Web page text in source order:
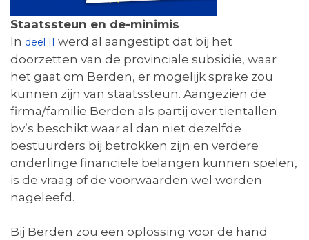
Staatssteun en de-minimis
In deel II werd al aangestipt dat bij het
doorzetten van de provinciale subsidie, waar
het gaat om Berden, er mogelijk sprake zou
kunnen zijn van staatssteun. Aangezien de
firma/familie Berden als partij over tientallen
bv’s beschikt waar al dan niet dezelfde
bestuurders bij betrokken zijn en verdere
onderlinge financiële belangen kunnen spelen,
is de vraag of de voorwaarden wel worden
nageleefd.
Bij Berden zou een oplossing voor de hand